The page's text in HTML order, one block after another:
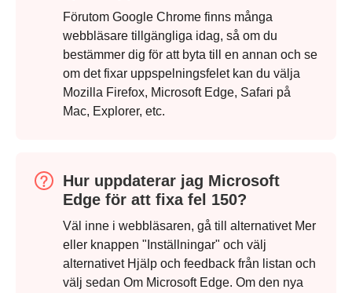
Förutom Google Chrome finns många
webbläsare tillgängliga idag, så om du
bestämmer dig för att byta till en annan och se
om det fixar uppspelningsfelet kan du välja
Mozilla Firefox, Microsoft Edge, Safari på
Mac, Explorer, etc.
Hur uppdaterar jag Microsoft
Edge för att fixa fel 150?
Väl inne i webbläsaren, gå till alternativet Mer
eller knappen "Inställningar" och välj
alternativet Hjälp och feedback från listan och
välj sedan Om Microsoft Edge. Om den nya